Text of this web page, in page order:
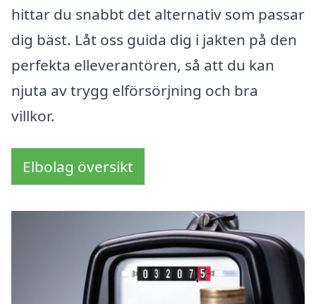
hittar du snabbt det alternativ som passar
dig bäst. Låt oss guida dig i jakten på den
perfekta elleverantören, så att du kan
njuta av trygg elförsörjning och bra
villkor.
Elbolag översikt